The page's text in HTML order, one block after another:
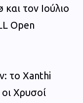
τον Ιούλιο
Open
το Xanthi
Χρυσοί